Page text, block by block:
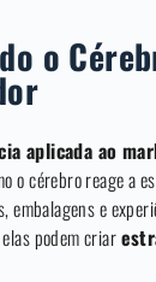
o
aplicada ao
o cérebro reage a
embalagens e
podem criar